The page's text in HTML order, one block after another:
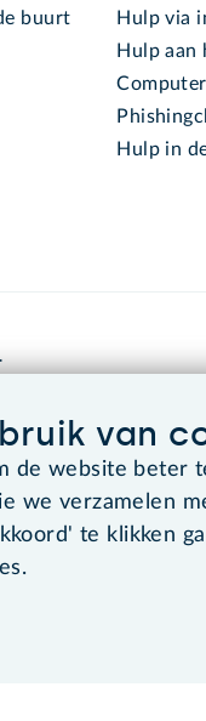
buurt
Hulp via
Hulp aan
Hulp in
van
de website beter
we verzamelen
te klikken